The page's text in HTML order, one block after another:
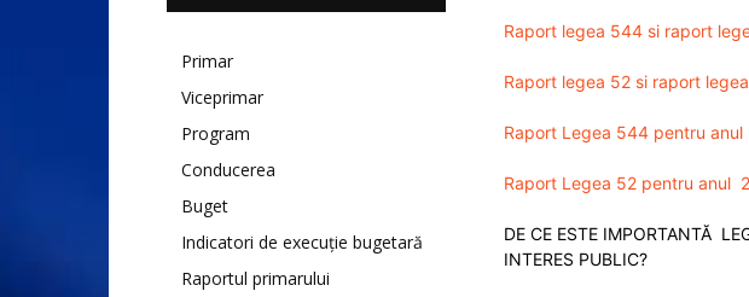
Primar
Viceprimar
Program
Conducerea
Buget
Indicatori de execuție bugetară
Raportul primarului
Raport legea 544 si raport
Raport legea 52 si raport
Raport Legea 544 pentru
Raport Legea 52 pentru anul
DE CE ESTE IMPORTANTĂ
INTERES PUBLIC?